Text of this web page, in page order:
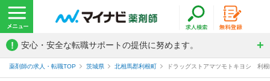
! 安心・安全な転職サポートの提供に努めます。
薬剤師の求人・転職TOP 茨城県 北相馬郡利根町 ドラッグストアマツモトキヨシ 利